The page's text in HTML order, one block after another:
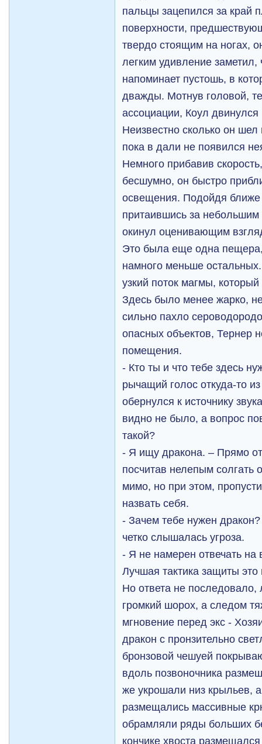
пальцы зацепился за край
поверхности,
твердо стоящим на ногах,
легким удивление заметил,
напоминает пустошь, в
дважды. Мотнув головой,
ассоциации, Коул
Неизвестно сколько он
пока в дали не появился
Немного прибавив
бесшумно, он быстро
освещения. Подойдя ближе
притаившись за
окинул оценивающим
Это была еще одна
намного меньше
узкий поток магмы,
Здесь было менее жарко,
сильно пахло
опасных объектов, Тернер
помещения.
- Кто ты и что тебе здесь
рычащий голос откуда-то
обернулся к источнику
видно не было, а вопрос
такой?
- Я ищу дракона. – Прямо
посчитав нелепым солгать
мимо, но при этом,
назвать себя.
- Зачем тебе нужен
четко слышалась угроза.
- Я не намерен отвечать на
Лучшая тактика защиты
Но ответа не
громкий шорох, а следом
мгновение перед экс -
дракон с пронзительно
бронзовой чешуей
вдоль позвоночника
же укрошали низ крыльев, а
размещались массивные
обрамляли ряды больших
кончике хвоста